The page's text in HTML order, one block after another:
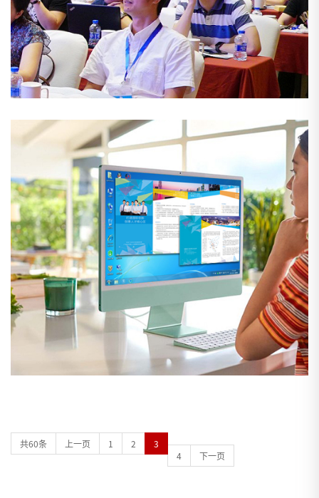
共60条 上一页 1 2
3
4
下一页